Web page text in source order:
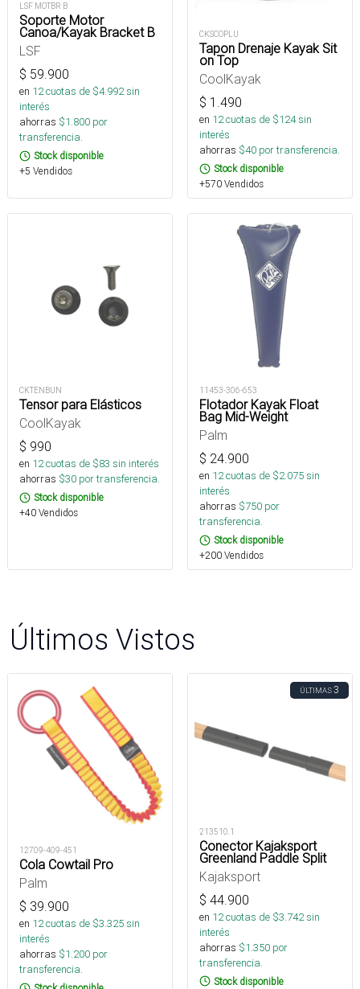
LSF MOTBR B
Soporte Motor
Canoa/Kayak Bracket B
LSF
$ 59.900
en 12cuotas de $4.992sin
interés
ahorras $1.800 por
transferencia.
Stock disponible
+5 Vendidos
CKSCOPLU
Tapon Drenaje Kayak Sit
on Top
CoolKayak
$ 1.490
en 12cuotas de $124sin
interés
ahorras $40 por transferencia.
Stock disponible
+570 Vendidos
CKTENBUN
Tensor para Elásticos
CoolKayak
$ 990
en 12cuotas de $83 sin interés
ahorras $30 por transferencia.
Stock disponible
+40 Vendidos
11453-306-653
Flotador Kayak Float
Bag Mid-Weight
Palm
$ 24.900
en 12cuotas de $2.075sin
interés
ahorras $750 por
transferencia.
Stock disponible
+200 Vendidos
Últimos Vistos
12709-409-451
Cola Cowtail Pro
Palm
$ 39.900
en 12cuotas de $3.325sin
interés
ahorras $1.200 por
transferencia.
ÚLTIMAS3
213510.1
Conector Kajaksport
Greenland Paddle Split
Kajaksport
$ 44.900
en 12cuotas de $3.742sin
interés
ahorras $1.350 por
transferencia.
Stock disponible